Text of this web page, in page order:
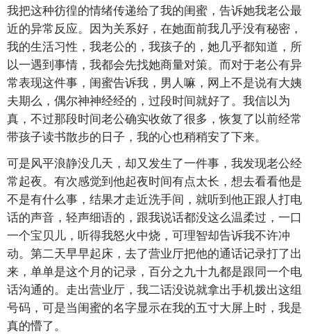
我把这种彷徨的情绪传递给了我的闺蜜，告诉她我老公最
近的异常反应。因为关系好，在她面前我几乎没有秘密，
我的生活习性，我老公的，我孩子的，她几乎都知道，所
以一遇到事情，我都会先找她商量对策。而对于老公有异
常表现这件事，闺蜜告诉我，男人嘛，网上不是说有大姨
夫期么，偶尔神神经经的，过段时间就好了。我信以为
真，不过那段时间老公确实收敛了很多，恢复了以前经常
带孩子读书散步的日子，我的心也稍稍安了下来。
可是风平浪静没几天，却又发生了一件事，我发现老公经
常起夜。有次感觉到他起夜时间有点太长，想去看看他是
不是有什么事，结果才走近洗手间，就听到他正跟人打电
话的声音，轻声细语的，跟我说话都没这么温柔过，一口
一个宝贝儿，听得我怒火中烧，可理智却告诉我不许冲
动。第二天早早起床，去了营业厅把他的通话记录打了出
来，单单是这个月的记录，百分之九十九都是跟同一个电
话沟通的。走出营业厅，我二话没说就拿出手机拨出这组
号码，可是当闺蜜的名字显示在我的五寸大屏上时，我是
真的懵了。